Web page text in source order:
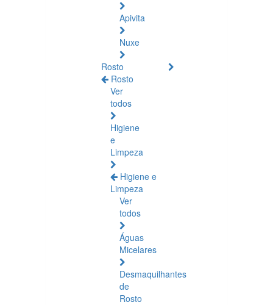
Apivita
Nuxe
Rosto
Rosto
Ver
todos
Higiene
e
Limpeza
Higiene e
Limpeza
Ver
todos
Águas
Micelares
Desmaquilhantes
de
Rosto